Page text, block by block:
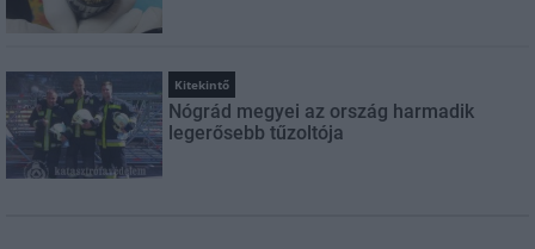
Kitekintő
Nógrád megyei az ország harmadik
legerősebb tűzoltója